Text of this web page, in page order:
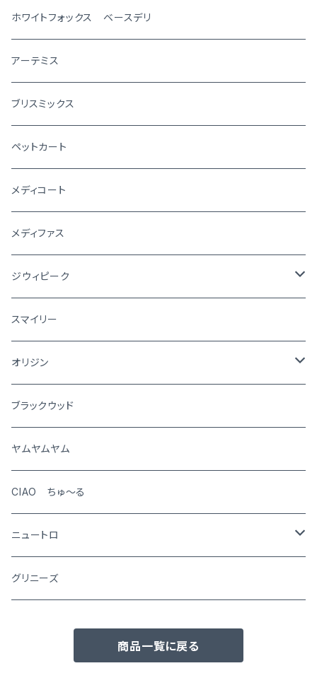
ホワイトフォックス ベースデリ
アーテミス
ブリスミックス
ペットカート
メディコート
メディファス
ジウィピーク
犬
猫
スマイリー
オリジン
犬
猫
ブラックウッド
ヤムヤムヤム
CIAO ちゅ～る
ニュートロ
シュプレモ
ワイルドレシピ
グリニーズ
商品一覧に戻る